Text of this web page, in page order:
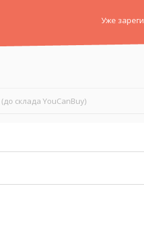
Уже
склада YouCanBuy)